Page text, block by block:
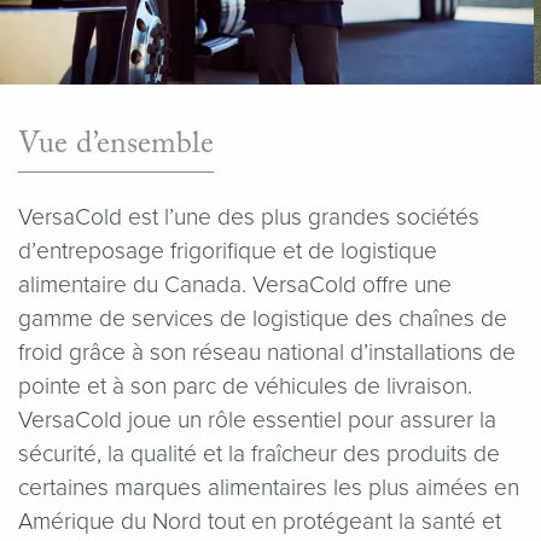
Vue d’ensemble
VersaCold est l’une des plus grandes sociétés
d’entreposage frigorifique et de logistique
alimentaire du Canada. VersaCold offre une
gamme de services de logistique des chaînes de
froid grâce à son réseau national d’installations de
pointe et à son parc de véhicules de livraison.
VersaCold joue un rôle essentiel pour assurer la
sécurité, la qualité et la fraîcheur des produits de
certaines marques alimentaires les plus aimées en
Amérique du Nord tout en protégeant la santé et